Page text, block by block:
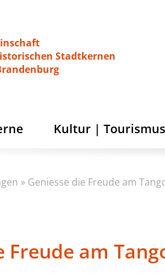
Stadtkernen
Kultur | Tourismus
» Geniesse die Freude am
Freude am